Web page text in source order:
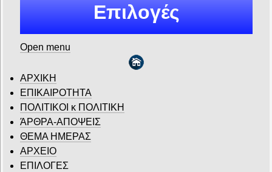
Επιλογές
Open menu
ΑΡΧΙΚΗ
ΕΠΙΚΑΙΡΟΤΗΤΑ
ΠΟΛΙΤΙΚΟΙ κ ΠΟΛΙΤΙΚΗ
ΆΡΘΡΑ-ΑΠΟΨΕΙΣ
ΘΕΜΑ ΗΜΕΡΑΣ
ΑΡΧΕΙΟ
ΕΠΙΛΟΓΕΣ